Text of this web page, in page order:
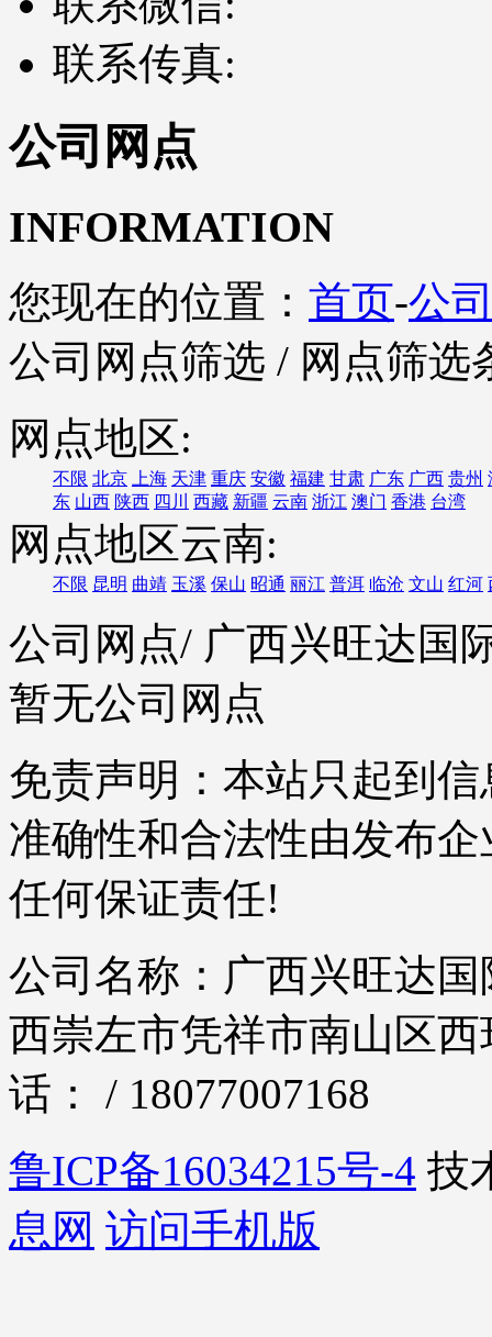
联系传真:
公司网点
INFORMATION
您现在的位置： 首页-公
公司网点筛选 / 网点筛选
网点地区:
不限 北京 上海 天津 重庆 安徽 福建 甘肃 广东 广西 贵州
东 山西 陕西 四川 西藏 新疆 云南 浙江 澳门 香港 台湾
网点地区云南:
不限 昆明 曲靖 玉溪 保山 昭通 丽江 普洱 临沧 文山 红河
公司网点/ 广西兴旺达国
暂无公司网点
免责声明：本站只起到
准确性和合法性由发布
任何保证责任!
公司名称：广西兴旺达
西崇左市凭祥市南山区
话： / 18077007168
鲁ICP备16034215号-4 技
息网 访问手机版